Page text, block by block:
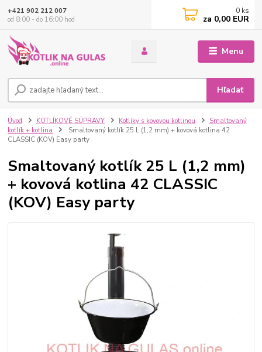
Menu
Hľadať
+421 902 212 007
od 8:00 - do 16:00 hod
0 ks
za 0,00 EUR
Úvod KOTLÍKOVÉ SÚPRAVY Kotlíky s kovovou kotlinou
Smaltovaný
kotlík + kotlina
Smaltovaný kotlík 25 L (1,2 mm) + kovová kotlina 42
CLASSIC (KOV) Easy party
Smaltovaný kotlík 25 L (1,2 mm)
+ kovová kotlina 42 CLASSIC
(KOV) Easy party